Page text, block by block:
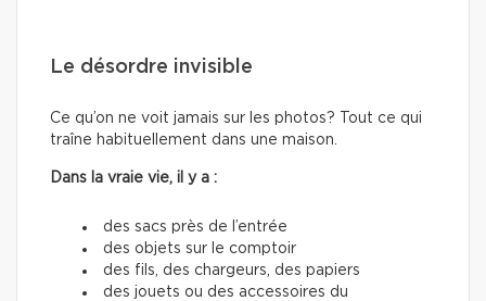
Le désordre invisible
Ce qu’on ne voit jamais sur les photos? Tout ce qui
traîne habituellement dans une maison.
Dans la vraie vie, il y a :
des sacs près de l’entrée
des objets sur le comptoir
des fils, des chargeurs, des papiers
des jouets ou des accessoires du